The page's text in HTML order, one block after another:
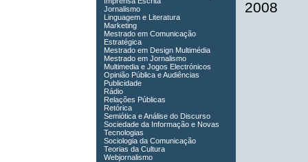
Jornalismo
Linguagem e Literatura
Marketing
Mestrado em Comunicação
Estratégica
Mestrado em Design Multimédia
Mestrado em Jornalismo
Multimedia e Jogos Electrónicos
Opinião Pública e Audiências
Publicidade
Rádio
Relações Públicas
Retórica
Semiótica e Análise do Discurso
Sociedade da Informação e Novas
Tecnologias
Sociologia da Comunicação
Teorias da Cultura
Webjornalismo
2008